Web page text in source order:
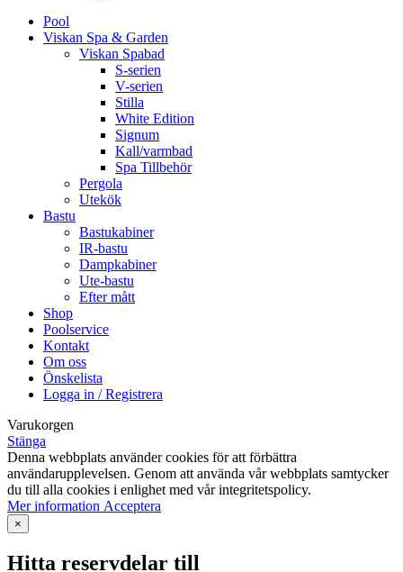
Pool
Viskan Spa & Garden
Viskan Spabad
S-serien
V-serien
Stilla
White Edition
Signum
Kall/varmbad
Spa Tillbehör
Pergola
Utekök
Bastu
Bastukabiner
IR-bastu
Dampkabiner
Ute-bastu
Efter mått
Shop
Poolservice
Kontakt
Om oss
Önskelista
Logga in / Registrera
Varukorgen
Stänga
Denna webbplats använder cookies för att förbättra
användarupplevelsen. Genom att använda vår webbplats samtycker
du till alla cookies i enlighet med vår integritetspolicy.
Mer information Mer
Acceptera
×
Hitta reservdelar till